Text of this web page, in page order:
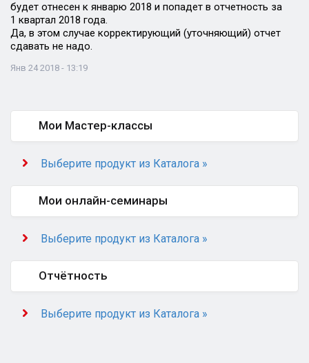
будет отнесен к январю 2018 и попадет в отчетность за
1 квартал 2018 года.
Да, в этом случае корректирующий (уточняющий) отчет
сдавать не надо.
Янв 24 2018 - 13:19
Мои Мастер-классы
Выберите продукт из Каталога »
Мои онлайн-семинары
Выберите продукт из Каталога »
Отчётность
Выберите продукт из Каталога »